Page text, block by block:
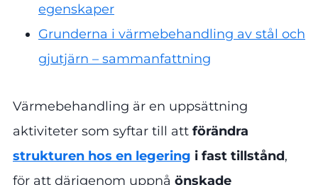
egenskaper
Grunderna i värmebehandling av stål och
gjutjärn – sammanfattning
Värmebehandling är en uppsättning
aktiviteter som syftar till att förändra
strukturen hos en legering i fast tillstånd,
för att därigenom uppnå önskade